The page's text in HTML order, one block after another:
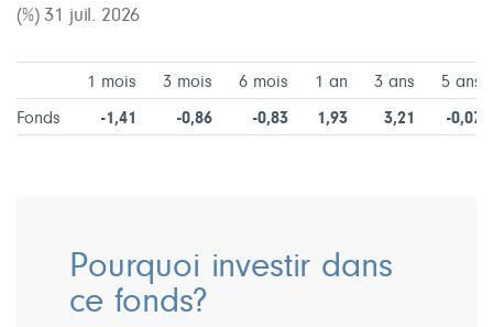
(%) 31 juil. 2026
1 mois 3 mois 6 mois 1 an 3 ans 5 ans
Fonds -1,41 -0,86 -0,83 1,93 3,21 -0,07
Pourquoi investir dans
ce fonds?